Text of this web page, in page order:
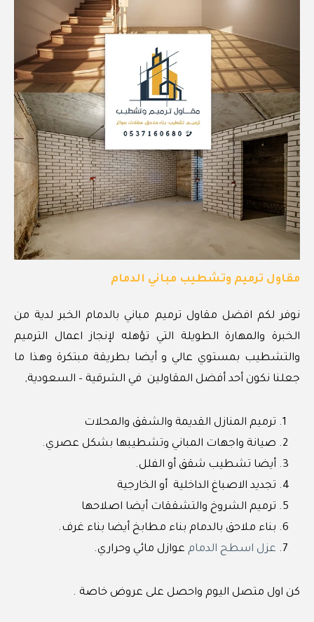
مقاول ترميم وتشطيب مباني الدمام
نوفر لكم افضل مقاول ترميم مباني بالدمام الخبر لدية من
الخبرة والمهارة الطويلة التي تؤهله لإنجاز اعمال الترميم
والتشطيب بمستوي عالي و أيضا بطريقة مبتكرة وهذا ما
جعلنا نكون أحد أفضل المقاولين في الشرقية – السعودية,
ترميم المنازل القديمة والشقق والمحلات
صيانة واجهات المباني وتشطيبها بشكل عصري.
أيضا تشطيب شقق أو الفلل.
تجديد الاصباغ الداخلية أو الخارجية
ترميم الشروخ والتشققات أيضا اصلاحها
بناء ملاحق بالدمام بناء مطابخ أيضا بناء غرف.
عزل اسطح الدمام عوازل مائي وحراري.
كن اول متصل اليوم واحصل على عروض خاصة .